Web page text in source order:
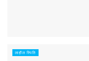
लाहौल स्पिति